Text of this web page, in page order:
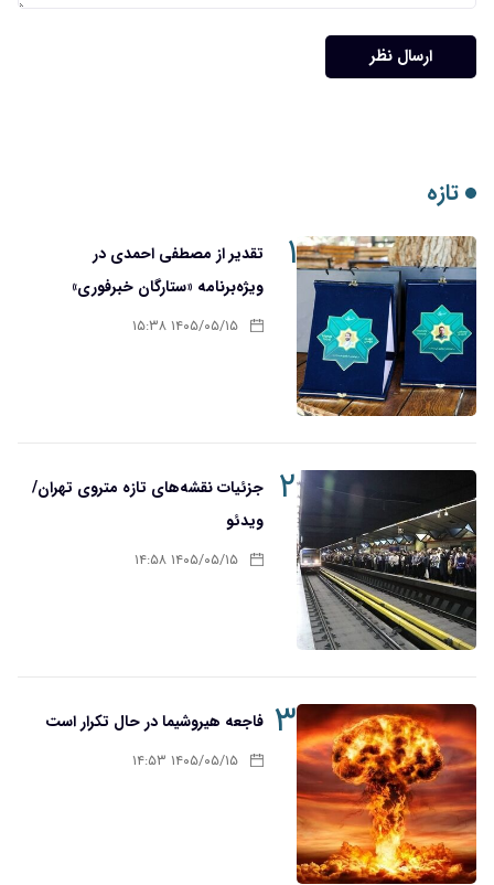
ارسال نظر
تازه
۱
تقدیر از مصطفی احمدی در
ویژه‌برنامه «ستارگان خبرفوری»
۱۴۰۵/۰۵/۱۵ ۱۵:۳۸
۲
جزئیات نقشه‌های تازه متروی تهران/
ویدئو
۱۴۰۵/۰۵/۱۵ ۱۴:۵۸
۳ فاجعه هیروشیما در حال تکرار است
۱۴۰۵/۰۵/۱۵ ۱۴:۵۳